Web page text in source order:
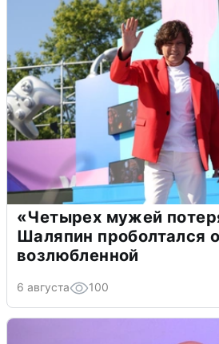
«Четырех мужей
Шаляпин проболтался
возлюбленной
6 августа 100